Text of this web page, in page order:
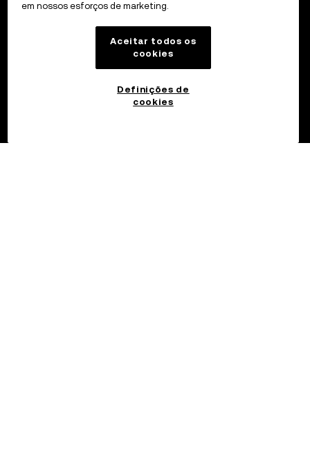
em nossos esforços de marketing.
Aceitar todos os
cookies
Definições de
cookies